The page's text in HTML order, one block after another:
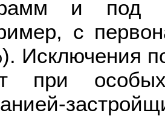
и под
с
Исключения
при